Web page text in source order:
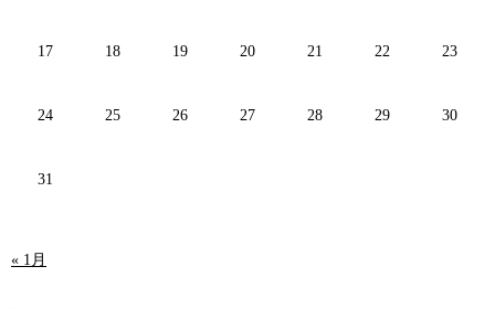
17 18 19 20 21 22 23
24 25 26 27 28 29 30
31
« 1月